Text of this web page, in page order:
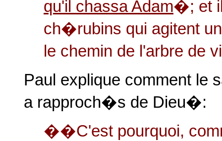
qu'il chassa Adam�; et
ch�rubins qui agitent
le chemin de l'arbre
Paul explique comment le
a rapproch�s de Dieu�:
��C'est pourquoi,